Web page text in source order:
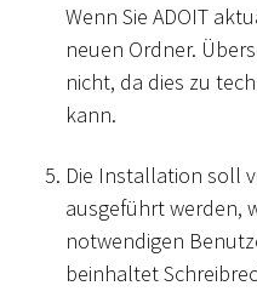
Wenn Sie ADOIT
neuen Ordner.
nicht, da dies zu
kann.
Die Installation soll
ausgeführt werden,
notwendigen
beinhaltet